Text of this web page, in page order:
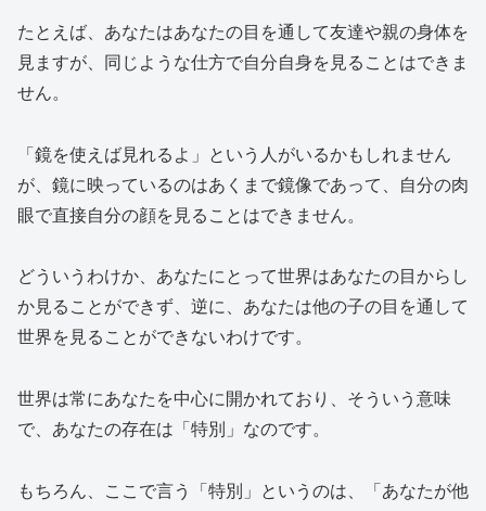
たとえば、あなたはあなたの目を通して友達や親の身体を
見ますが、同じような仕方で自分自身を見ることはできま
せん。
「鏡を使えば見れるよ」という人がいるかもしれません
が、鏡に映っているのはあくまで鏡像であって、自分の肉
眼で直接自分の顔を見ることはできません。
どういうわけか、あなたにとって世界はあなたの目からし
か見ることができず、逆に、あなたは他の子の目を通して
世界を見ることができないわけです。
世界は常にあなたを中心に開かれており、そういう意味
で、あなたの存在は「特別」なのです。
もちろん、ここで言う「特別」というのは、「あなたが他